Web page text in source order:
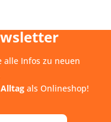
Infos zu neuen
als Onlineshop!